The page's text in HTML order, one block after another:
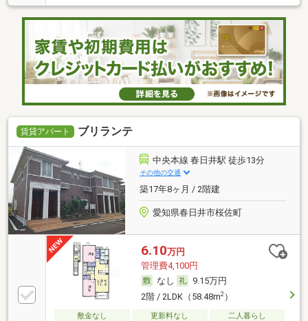
賃貸アパート ブリランテ
中央本線 春日井駅 徒歩13分
その他の交通
築17年8ヶ月 / 2階建
愛知県春日井市桜佐町
6.10万円
管理費4,100円
なし
9.15万円
2階 / 2LDK（58.48m2）
敷金なし 更新料なし 二人暮らし